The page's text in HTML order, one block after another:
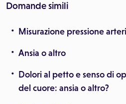
Domande simili
Misurazione pressione
Ansia o altro
Dolori al petto e senso di
del cuore: ansia o altro?